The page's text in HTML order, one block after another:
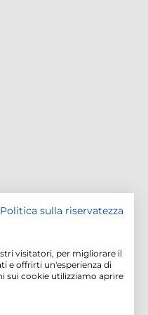
Politica sulla riservatezza
visitatori, per migliorare il
e offrirti un'esperienza di
sui cookie utilizziamo aprire